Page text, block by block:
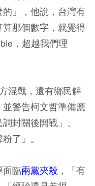
」，他說，台灣有
那個數字，就覺得
，超越我們理
混戰，還有鄉民解
並警告柯文哲準備應
封關後開戰」、
了」。
面臨兩黨夾殺 ，「有